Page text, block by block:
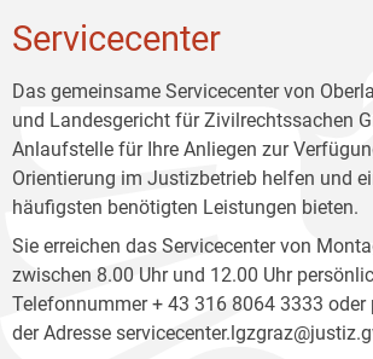
Servicecenter
Das gemeinsame Servicecenter von
und Landesgericht für Zivilrechtssachen
Anlaufstelle für Ihre Anliegen zur
Orientierung im Justizbetrieb helfen und
häufigsten benötigten Leistungen bieten.
Sie erreichen das Servicecenter von
zwischen 8.00 Uhr und 12.00 Uhr
Telefonnummer + 43 316 8064 3333 oder
der Adresse